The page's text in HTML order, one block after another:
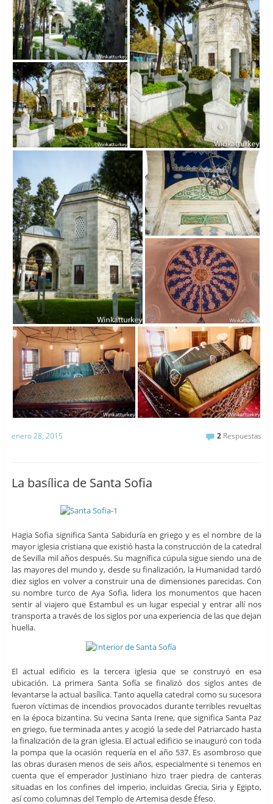
enero 28, 2015 2 Respuestas
La basílica de Santa Sofia
Hagia Sofia significa Santa Sabiduría en griego y es el nombre de la
mayor iglesia cristiana que existió hasta la construcción de la catedral
de Sevilla mil años después. Su magnífica cúpula sigue siendo una de
las mayores del mundo y, desde su finalización, la Humanidad tardó
diez siglos en volver a construir una de dimensiones parecidas. Con
su nombre turco de Aya Sofia, lidera los monumentos que hacen
sentir al viajero que Estambul es un lugar especial y entrar allí nos
transporta a través de los siglos por una experiencia de las que dejan
huella.
El actual edificio es la tercera iglesia que se construyó en esa
ubicación. La primera Santa Sofía se finalizó dos siglos antes de
levantarse la actual basílica. Tanto aquella catedral como su sucesora
fueron víctimas de incendios provocados durante terribles revueltas
en la época bizantina. Su vecina Santa Irene, que significa Santa Paz
en griego, fue terminada antes y acogió la sede del Patriarcado hasta
la finalización de la gran iglesia. El actual edificio se inauguró con toda
la pompa que la ocasión requería en el año 537. Es asombroso que
las obras durasen menos de seis años, especialmente si tenemos en
cuenta que el emperador Justiniano hizo traer piedra de canteras
situadas en los confines del imperio, incluidas Grecia, Siria y Egipto,
así como columnas del Templo de Artemisa desde Éfeso.